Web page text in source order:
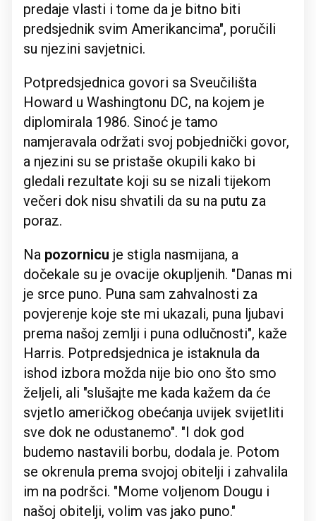
predaje vlasti i tome da je bitno biti
predsjednik svim Amerikancima", poručili
su njezini savjetnici.
Potpredsjednica govori sa Sveučilišta
Howard u Washingtonu DC, na kojem je
diplomirala 1986. Sinoć je tamo
namjeravala održati svoj pobjednički govor,
a njezini su se pristaše okupili kako bi
gledali rezultate koji su se nizali tijekom
večeri dok nisu shvatili da su na putu za
poraz.
Na pozornicu je stigla nasmijana, a
dočekale su je ovacije okupljenih. "Danas mi
je srce puno. Puna sam zahvalnosti za
povjerenje koje ste mi ukazali, puna ljubavi
prema našoj zemlji i puna odlučnosti", kaže
Harris. Potpredsjednica je istaknula da
ishod izbora možda nije bio ono što smo
željeli, ali "slušajte me kada kažem da će
svjetlo američkog obećanja uvijek svijetliti
sve dok ne odustanemo". "I dok god
budemo nastavili borbu, dodala je. Potom
se okrenula prema svojoj obitelji i zahvalila
im na podršci. "Mome voljenom Dougu i
našoj obitelji, volim vas jako puno."